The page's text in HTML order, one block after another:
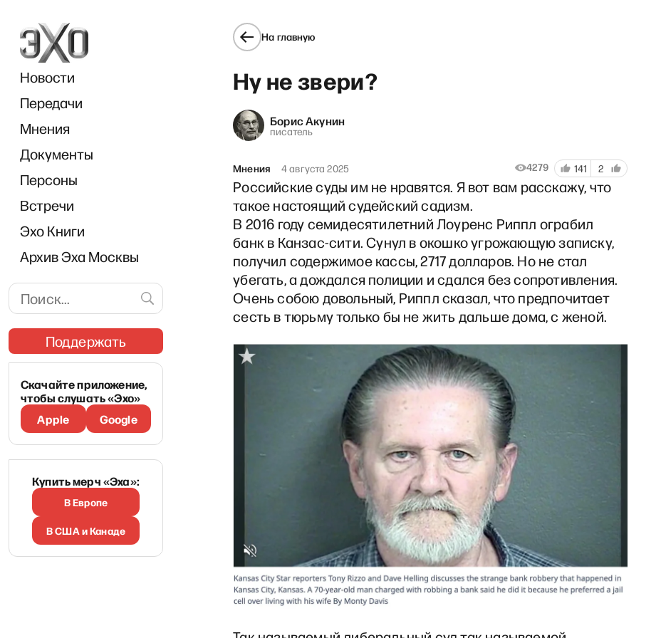
Новости
Передачи
Мнения
Документы
Персоны
Встречи
Эхо Книги
Архив Эха Москвы
Поддержать
Скачайте приложение,
чтобы слушать «Эхо»
Apple
Google
Купить мерч «Эха»:
В Европе
В США и Канаде
На главную
Ну не звери?
Борис Акунин
писатель
Мнения 4 августа 2025 4279 141 2
Российские суды им не нравятся. Я вот вам расскажу, что
такое настоящий судейский садизм.
В 2016 году семидесятилетний Лоуренс Риппл ограбил
банк в Канзас-сити. Сунул в окошко угрожающую записку,
получил содержимое кассы, 2717 долларов. Но не стал
убегать, а дождался полиции и сдался без сопротивления.
Очень собою довольный, Риппл сказал, что предпочитает
сесть в тюрьму только бы не жить дальше дома, с женой.
Реклама